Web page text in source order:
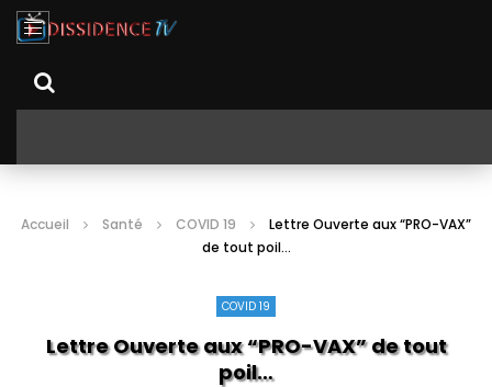
Accueil Santé COVID 19
Lettre Ouverte aux “PRO-VAX”
de tout poil…
COVID 19
Lettre Ouverte aux “PRO-VAX” de tout
poil…